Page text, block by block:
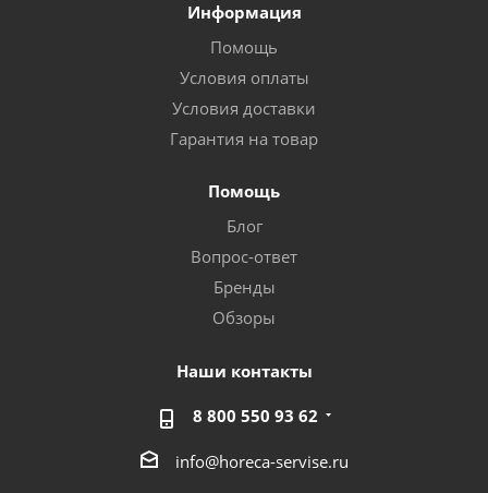
Информация
Помощь
Условия оплаты
Условия доставки
Гарантия на товар
Помощь
Блог
Вопрос-ответ
Бренды
Обзоры
Наши контакты
8 800 550 93 62
info@horeca-servise.ru